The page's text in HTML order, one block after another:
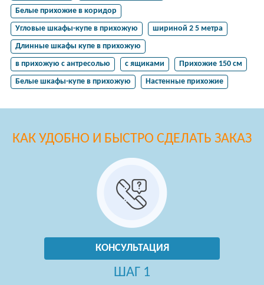
Белые прихожие в коридор
Угловые шкафы-купе в прихожую
шириной 2 5 метра
Длинные шкафы купе в прихожую
в прихожую с антресолью
с ящиками
Прихожие 150 см
Белые шкафы-купе в прихожую
Настенные прихожие
КАК УДОБНО И БЫСТРО СДЕЛАТЬ ЗАКАЗ
КОНСУЛЬТАЦИЯ
ШАГ 1